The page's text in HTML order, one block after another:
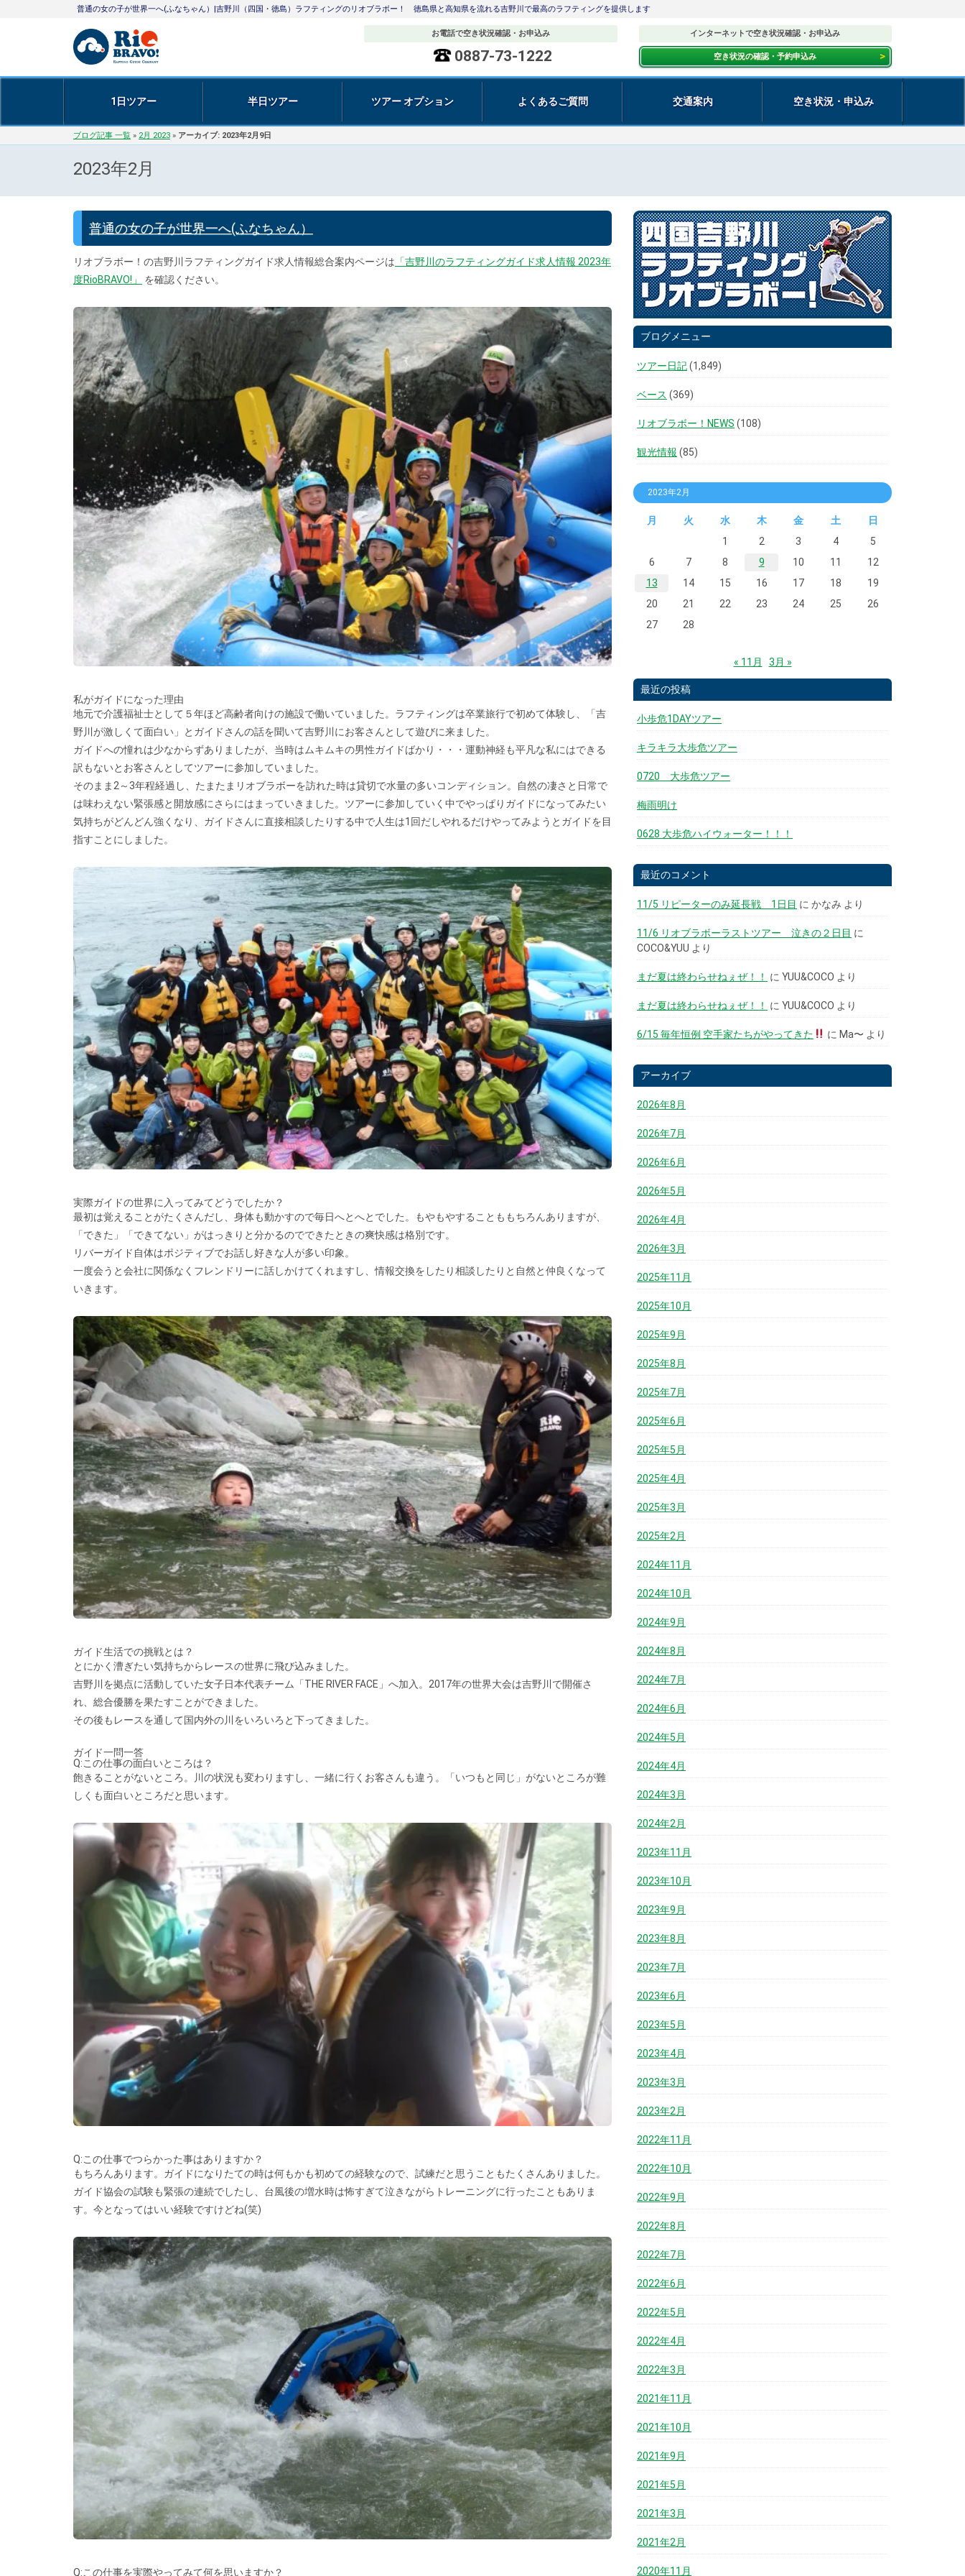
普通の女の子が世界一へ(ふなちゃん）|吉野川（四国・徳島）ラフティングのリオブラボー！ 徳島県と高知県を流れる吉野川で最高のラフティングを提供します
お電話で空き状況確認・お申込み
0887-73-1222
インターネットで空き状況確認・お申込み
空き状況の確認・予約申込み
1日ツアー 半日ツアー ツアー オプション よくあるご質問 交通案内 空き状況・申込み
ブログ記事 一覧 » 2月 2023 » アーカイブ: 2023年2月9日
2023年2月
普通の女の子が世界一へ(ふなちゃん）
リオブラボー！の吉野川ラフティングガイド求人情報総合案内ページは 「吉野川のラフティングガイド求人情報 2023年
度RioBRAVO!」
を確認ください。
私がガイドになった理由
地元で介護福祉士として５年ほど高齢者向けの施設で働いていました。ラフティングは卒業旅行で初めて体験し、「吉
野川が激しくて面白い」とガイドさんの話を聞いて吉野川にお客さんとして遊びに来ました。
ガイドへの憧れは少なからずありましたが、当時はムキムキの男性ガイドばかり・・・運動神経も平凡な私にはできる
訳もないとお客さんとしてツアーに参加していました。
そのまま2～3年程経過し、たまたまリオブラボーを訪れた時は貸切で水量の多いコンディション。自然の凄さと日常で
は味わえない緊張感と開放感にさらにはまっていきました。ツアーに参加していく中でやっぱりガイドになってみたい
気持ちがどんどん強くなり、ガイドさんに直接相談したりする中で人生は1回だしやれるだけやってみようとガイドを目
指すことにしました。
実際ガイドの世界に入ってみてどうでしたか？
最初は覚えることがたくさんだし、身体も動かすので毎日へとへとでした。もやもやすることももちろんありますが、
「できた」「できてない」がはっきりと分かるのでできたときの爽快感は格別です。
リバーガイド自体はポジティブでお話し好きな人が多い印象。
一度会うと会社に関係なくフレンドリーに話しかけてくれますし、情報交換をしたり相談したりと自然と仲良くなって
いきます。
ガイド生活での挑戦とは？
とにかく漕ぎたい気持ちからレースの世界に飛び込みました。
吉野川を拠点に活動していた女子日本代表チーム「THE RIVER FACE」へ加入。2017年の世界大会は吉野川で開催さ
れ、総合優勝を果たすことができました。
その後もレースを通して国内外の川をいろいろと下ってきました。
ガイド一問一答
Q:この仕事の面白いところは？
飽きることがないところ。川の状況も変わりますし、一緒に行くお客さんも違う。「いつもと同じ」がないところが難
しくも面白いところだと思います。
Q:この仕事でつらかった事はありますか？
もちろんあります。ガイドになりたての時は何もかも初めての経験なので、試練だと思うこともたくさんありました。
ガイド協会の試験も緊張の連続でしたし、台風後の増水時は怖すぎて泣きながらトレーニングに行ったこともありま
す。今となってはいい経験ですけどね(笑)
Q:この仕事を実際やってみて何を思いますか？
ブログメニュー
ツアー日記(1,849)
ベース (369)
リオブラボー！NEWS (108)
観光情報 (85)
2023年2月
月 火 水 木 金 土
日
1
2 3 4
5
6
7 8 9 10 11
12
13
14 15 16 17 18
19
20
21 22 23 24 25
26
27
28
« 11月 3月 »
最近の投稿
小歩危1DAYツアー
キラキラ大歩危ツアー
0720 大歩危ツアー
梅雨明け
0628 大歩危ハイウォーター！！！
最近のコメント
11/5 リピーターのみ延長戦 1日目 に かなみ より
11/6 リオブラボーラストツアー 泣きの２日目 に
COCO&YUU より
まだ夏は終わらせねぇぜ！！ に YUU&COCO より
まだ夏は終わらせねぇぜ！！ に YUU&COCO より
6/15 毎年恒例 空手家たちがやってきた に Ma〜 より
アーカイブ
2026年8月
2026年7月
2026年6月
2026年5月
2026年4月
2026年3月
2025年11月
2025年10月
2025年9月
2025年8月
2025年7月
2025年6月
2025年5月
2025年4月
2025年3月
2025年2月
2024年11月
2024年10月
2024年9月
2024年8月
2024年7月
2024年6月
2024年5月
2024年4月
2024年3月
2024年2月
2023年11月
2023年10月
2023年9月
2023年8月
2023年7月
2023年6月
2023年5月
2023年4月
2023年3月
2023年2月
2022年11月
2022年10月
2022年9月
2022年8月
2022年7月
2022年6月
2022年5月
2022年4月
2022年3月
2021年11月
2021年10月
2021年9月
2021年5月
2021年3月
2021年2月
2020年11月